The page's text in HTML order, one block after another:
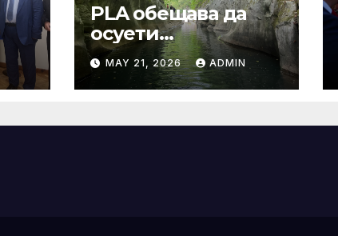
PLA обещава да
осуети
провокациите за
„независимост на
Тайван“.
MAY 21, 2026 ADMIN